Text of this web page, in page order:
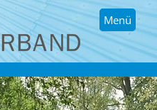
Menü